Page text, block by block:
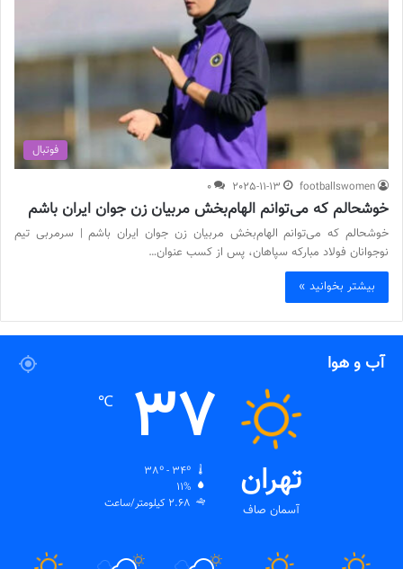
فوتبال
footballswomen
2025-11-13
0
خوشحالم که می‌توانم الهام‌بخش مربیان زن جوان ایران باشم
خوشحالم که می‌توانم الهام‌بخش مربیان زن جوان ایران باشم | سرمربی تیم
نوجوانان فولاد مبارکه سپاهان، پس از کسب عنوان…
بیشتر بخوانید »
آب و هوا
تهران
آسمان صاف
37
℃
11%
2.68 کیلومتر/ساعت